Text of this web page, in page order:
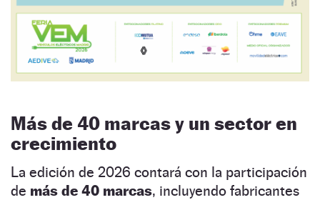
Más de 40 marcas y un sector en
crecimiento
La edición de 2026 contará con la participación
de más de 40 marcas, incluyendo fabricantes